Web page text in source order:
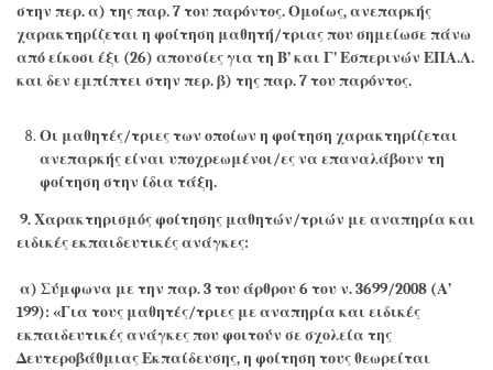
στην περ. α) της παρ. 7 του παρόντος. Ομοίως, ανεπαρκής
χαρακτηρίζεται η φοίτηση μαθητή/τριας που σημείωσε πάνω
από είκοσι έξι (26) απουσίες για τη Β’ και Γ’ Εσπερινών ΕΠΑ.Λ.
και δεν εμπίπτει στην περ. β) της παρ. 7 του παρόντος.
Οι μαθητές/τριες των οποίων η φοίτηση χαρακτηρίζεται
ανεπαρκής είναι υποχρεωμένοι/ες να επαναλάβουν τη
φοίτηση στην ίδια τάξη.
9. Χαρακτηρισμός φοίτησης μαθητών/τριών με αναπηρία και
ειδικές εκπαιδευτικές ανάγκες:
α) Σύμφωνα με την παρ. 3 του άρθρου 6 του ν. 3699/2008 (Α’
199): «Για τους μαθητές/τριες με αναπηρία και ειδικές
εκπαιδευτικές ανάγκες που φοιτούν σε σχολεία της
Δευτεροβάθμιας Εκπαίδευσης, η φοίτηση τους θεωρείται